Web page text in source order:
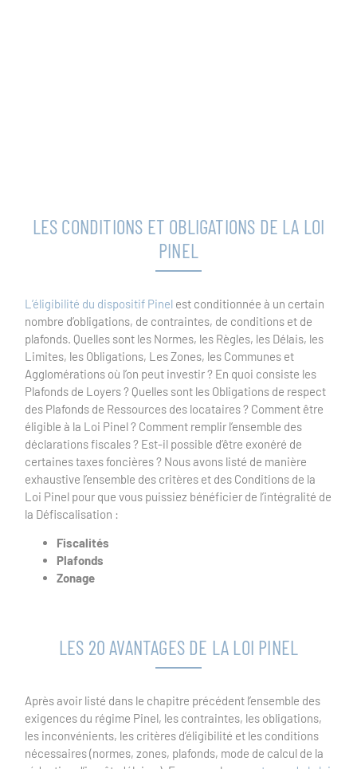
LES CONDITIONS ET OBLIGATIONS DE LA LOI
PINEL
L’éligibilité du dispositif Pinel est conditionnée à un certain
nombre d’obligations, de contraintes, de conditions et de
plafonds. Quelles sont les Normes, les Règles, les Délais, les
Limites, les Obligations, Les Zones, les Communes et
Agglomérations où l’on peut investir ? En quoi consiste les
Plafonds de Loyers ? Quelles sont les Obligations de respect
des Plafonds de Ressources des locataires ? Comment être
éligible à la Loi Pinel ? Comment remplir l’ensemble des
déclarations fiscales ? Est-il possible d’être exonéré de
certaines taxes foncières ? Nous avons listé de manière
exhaustive l’ensemble des critères et des Conditions de la
Loi Pinel pour que vous puissiez bénéficier de l’intégralité de
la Défiscalisation :
Fiscalités
Plafonds
Zonage
LES 20 AVANTAGES DE LA LOI PINEL
Après avoir listé dans le chapitre précédent l’ensemble des
exigences du régime Pinel, les contraintes, les obligations,
les inconvénients, les critères d’éligibilité et les conditions
nécessaires (normes, zones, plafonds, mode de calcul de la